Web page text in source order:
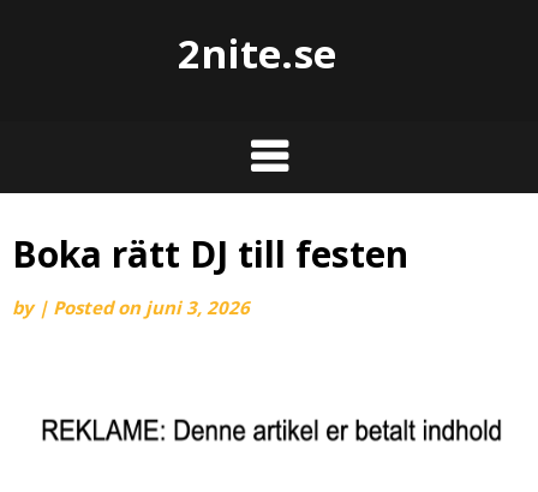
2nite.se
Boka rätt DJ till festen
by | Posted on juni 3, 2026